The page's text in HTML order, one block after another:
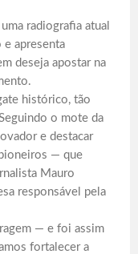
radiografia atual
e apresenta
deseja apostar na
histórico, tão
o mote da
e destacar
— que
Mauro
responsável pela
— e foi assim
fortalecer a